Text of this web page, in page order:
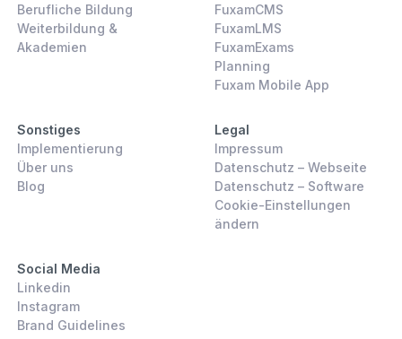
Berufliche Bildung
Weiterbildung &
Akademien
FuxamCMS
FuxamLMS
FuxamExams
Planning
Fuxam Mobile App
Sonstiges
Implementierung
Über uns
Blog
Legal
Impressum
Datenschutz – Webseite
Datenschutz – Software
Cookie-Einstellungen
ändern
Social Media
Linkedin
Instagram
Brand Guidelines